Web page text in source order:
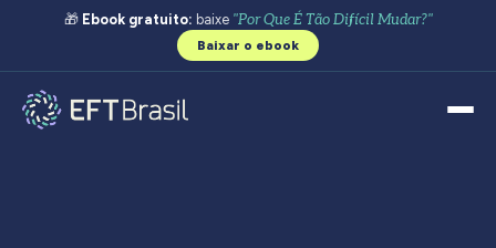
🎁 Ebook gratuito: baixe "Por Que É Tão Difícil Mudar?"
Baixar o ebook